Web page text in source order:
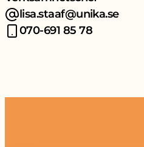
lisa.staaf@unika.se
070-691 85 78